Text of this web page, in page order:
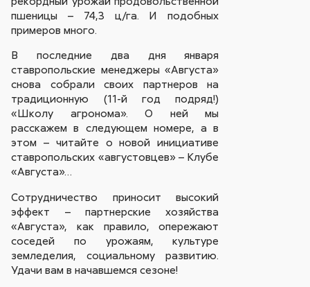
пшеницы – 74,3 ц/га. И подобных
примеров много.
В последние два дня января
ставропольские менеджеры «Августа»
снова собрали своих партнеров на
традиционную (11-й год подряд!)
«Школу агронома». О ней мы
расскажем в следующем номере, а в
этом – читайте о новой инициативе
ставропольских «августовцев» – Клубе
«Августа»…
Сотрудничество приносит высокий
эффект – партнерские хозяйства
«Августа», как правило, опережают
соседей по урожаям, культуре
земледелия, социальному развитию.
Удачи вам в начавшемся сезоне!